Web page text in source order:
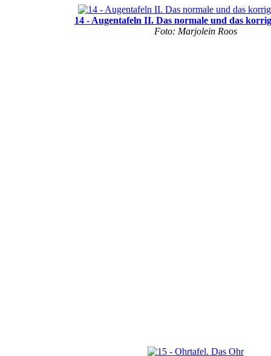
14 - Augentafeln II. Das normale und das
Foto: Marjolein Roos